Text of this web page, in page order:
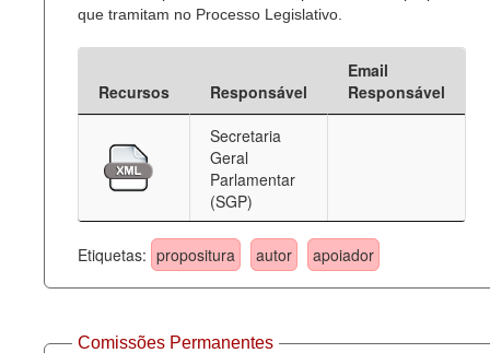
Catálogo de dados
Deputados Estaduais
Administração
Agenda
Perguntas frequentes
Contato
que tramitam no Processo Legislativo.
Recursos Responsável
Email
Responsável
Secretaria
Geral
Parlamentar
(SGP)
Etiquetas: propositura autor apoiador
Comissões Permanentes